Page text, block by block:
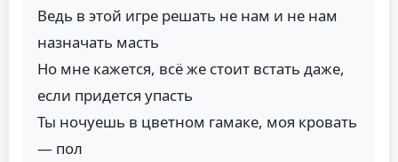
Ведь в этой игре решать не нам и не нам
назначать масть
Но мне кажется, всё же стоит встать даже,
если придется упасть
Ты ночуешь в цветном гамаке, моя кровать
— пол